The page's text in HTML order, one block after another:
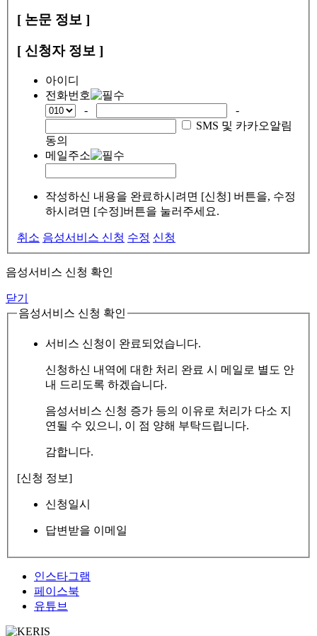
[ 논문 정보 ]
[ 신청자 정보 ]
아이디
전화번호
-
-
SMS 및 카카오알림
동의
메일주소
작성하신 내용을 완료하시려면 [신청] 버튼을, 수정
하시려면 [수정]버튼을 눌러주세요.
취소 음성서비스 신청 수정 신청
음성서비스 신청 확인
닫기
음성서비스 신청 확인
서비스 신청이 완료되었습니다.
신청하신 내역에 대한 처리 완료 시 메일로 별도 안
내 드리도록 하겠습니다.
음성서비스 신청 증가 등의 이유로 처리가 다소 지
연될 수 있으니, 이 점 양해 부탁드립니다.
감합니다.
[신청 정보]
신청일시
답변받을 이메일
인스타그램
페이스북
유튜브